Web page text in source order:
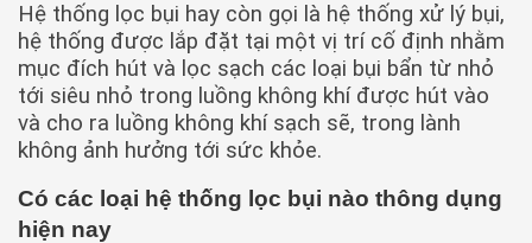
Hệ thống lọc bụi hay còn gọi là hệ thống xử lý bụi,
hệ thống được lắp đặt tại một vị trí cố định nhằm
mục đích hút và lọc sạch các loại bụi bẩn từ nhỏ
tới siêu nhỏ trong luồng không khí được hút vào
và cho ra luồng không khí sạch sẽ, trong lành
không ảnh hưởng tới sức khỏe.
Có các loại hệ thống lọc bụi nào thông dụng
hiện nay